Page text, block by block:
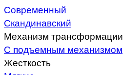
Современный
Скандинавский
Механизм трансформации
С подъемным механизмом
Жесткость